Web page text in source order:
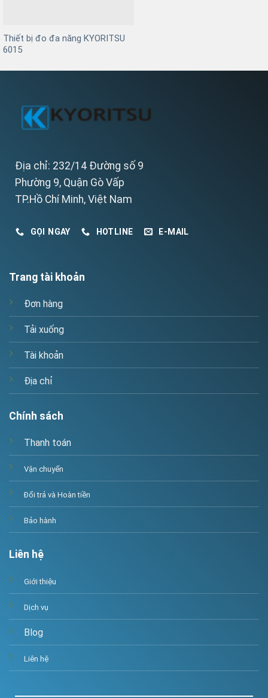
Thiết bị đo đa năng KYORITSU
6015
Địa chỉ: 232/14 Đường số 9
Phường 9, Quận Gò Vấp
TP.Hồ Chí Minh, Việt Nam
GỌI NGAY HOTLINE E-MAIL
Trang tài khoản
Đơn hàng
Tải xuống
Tài khoản
Địa chỉ
Chính sách
Thanh toán
Vận chuyển
Đổi trả và Hoàn tiền
Bảo hành
Liên hệ
Giới thiệu
Dịch vụ
Blog
Liên hệ